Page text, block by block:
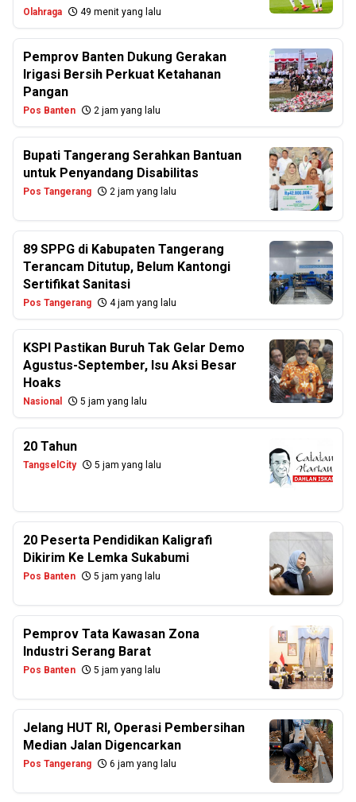
Olahraga 49 menit yang lalu
Pemprov Banten Dukung Gerakan
Irigasi Bersih Perkuat Ketahanan
Pangan
Pos Banten 2 jam yang lalu
Bupati Tangerang Serahkan Bantuan
untuk Penyandang Disabilitas
Pos Tangerang 2 jam yang lalu
89 SPPG di Kabupaten Tangerang
Terancam Ditutup, Belum Kantongi
Sertifikat Sanitasi
Pos Tangerang 4 jam yang lalu
KSPI Pastikan Buruh Tak Gelar Demo
Agustus-September, Isu Aksi Besar
Hoaks
Nasional 5 jam yang lalu
20 Tahun
TangselCity 5 jam yang lalu
20 Peserta Pendidikan Kaligrafi
Dikirim Ke Lemka Sukabumi
Pos Banten 5 jam yang lalu
Pemprov Tata Kawasan Zona
Industri Serang Barat
Pos Banten 5 jam yang lalu
Jelang HUT RI, Operasi Pembersihan
Median Jalan Digencarkan
Pos Tangerang 6 jam yang lalu